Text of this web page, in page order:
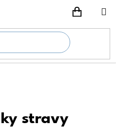
stravy